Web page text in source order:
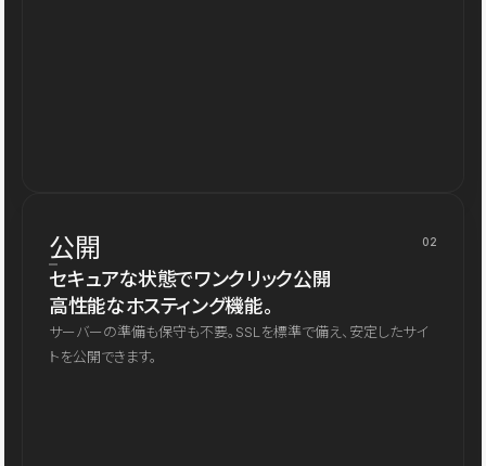
公開 02
セキュアな状態でワンクリック公開
高性能なホスティング機能。
サーバーの準備も保守も不要。SSLを標準で備え、安定したサイ
トを公開できます。